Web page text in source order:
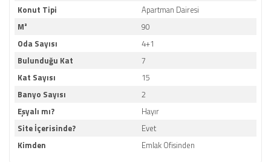
Konut Tipi
M²
Oda Sayısı
Bulunduğu Kat
Kat Sayısı
Banyo Sayısı
Eşyalı mı?
Site İçerisinde?
Kimden
Apartman Dairesi
90
4+1
7
15
2
Hayır
Evet
Emlak Ofisinden